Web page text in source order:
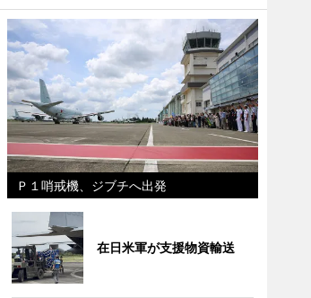
Ｐ１哨戒機、ジブチへ出発
在日米軍が支援物資輸送